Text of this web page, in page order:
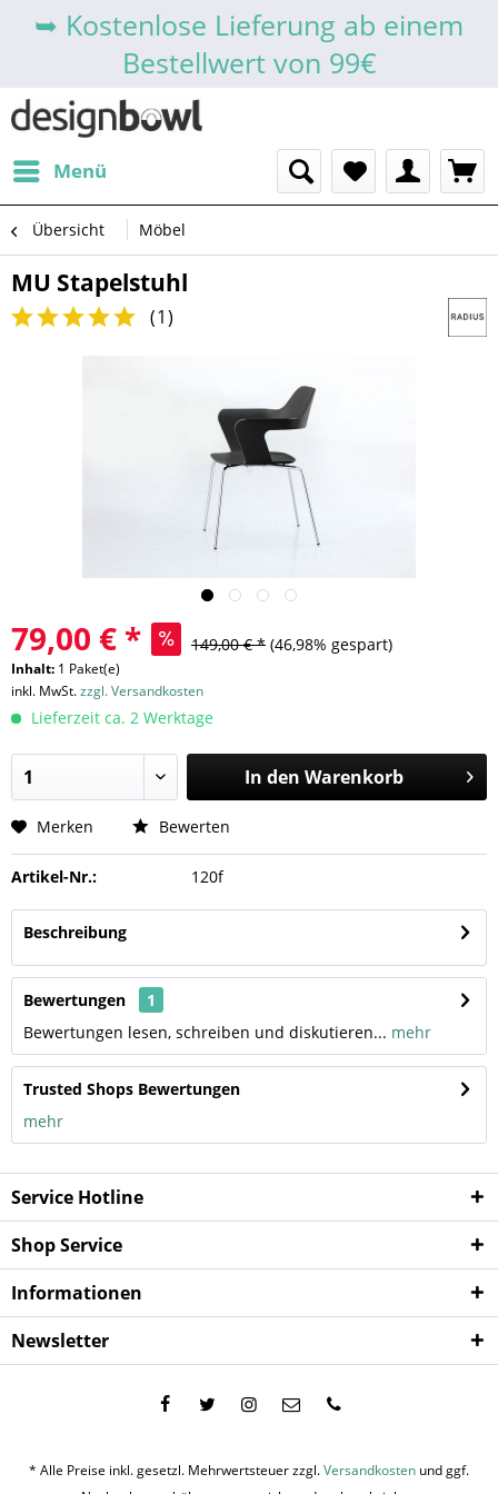
➥ Kostenlose Lieferung ab einem
Bestellwert von 99€
Menü
Übersicht Möbel
MU Stapelstuhl
(1)
79,00 € * 149,00 € * (46,98% gespart)
Inhalt: 1 Paket(e)
inkl. MwSt.zzgl. Versandkosten
Lieferzeit ca. 2 Werktage
In den Warenkorb
Merken Bewerten
Artikel-Nr.: 120f
Beschreibung
Bewertungen
1
Bewertungen lesen, schreiben und diskutieren... mehr
Trusted Shops Bewertungen
mehr
Service Hotline
Shop Service
Informationen
Newsletter
* Alle Preise inkl. gesetzl. Mehrwertsteuer zzgl.Versandkosten und ggf.